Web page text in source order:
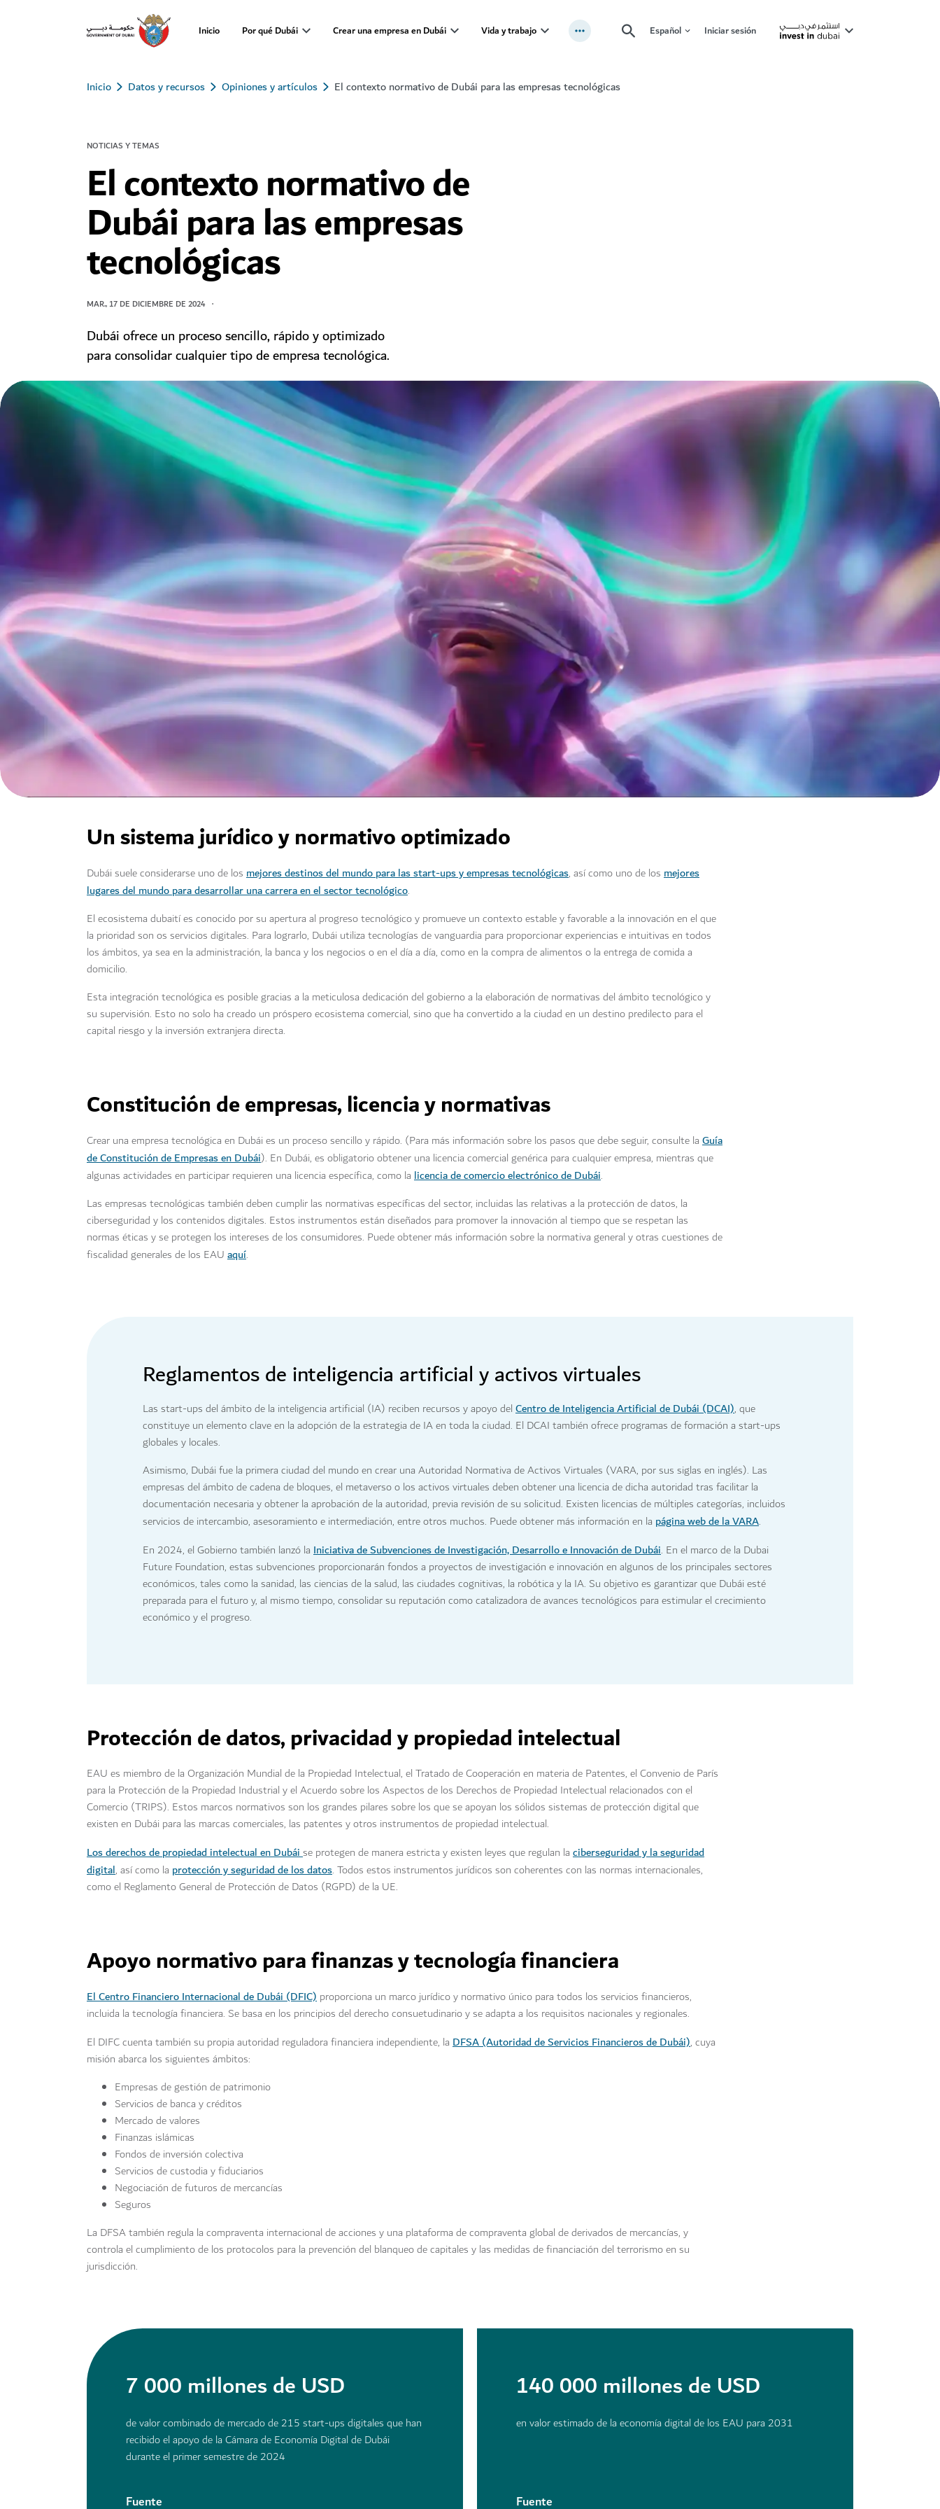
Inicio Por qué Dubái Crear una empresa en Dubái Vida y trabajo Español Iniciar sesión
Inicio Datos y recursos Opiniones y artículos El contexto normativo de Dubái para las empresas tecnológicas
NOTICIAS Y TEMAS
El contexto normativo de
Dubái para las empresas
tecnológicas
MAR., 17 DE DICIEMBRE DE 2024
Dubái ofrece un proceso sencillo, rápido y optimizado
para consolidar cualquier tipo de empresa tecnológica.
Un sistema jurídico y normativo optimizado
Dubái suele considerarse uno de los mejores destinos del mundo para las start-ups y empresas tecnológicas, así como uno de los mejores
lugares del mundo para desarrollar una carrera en el sector tecnológico.
El ecosistema dubaití es conocido por su apertura al progreso tecnológico y promueve un contexto estable y favorable a la innovación en el que
la prioridad son os servicios digitales. Para lograrlo, Dubái utiliza tecnologías de vanguardia para proporcionar experiencias e intuitivas en todos
los ámbitos, ya sea en la administración, la banca y los negocios o en el día a día, como en la compra de alimentos o la entrega de comida a
domicilio.
Esta integración tecnológica es posible gracias a la meticulosa dedicación del gobierno a la elaboración de normativas del ámbito tecnológico y
su supervisión. Esto no solo ha creado un próspero ecosistema comercial, sino que ha convertido a la ciudad en un destino predilecto para el
capital riesgo y la inversión extranjera directa.
Constitución de empresas, licencia y normativas
Crear una empresa tecnológica en Dubái es un proceso sencillo y rápido. (Para más información sobre los pasos que debe seguir, consulte la Guía
de Constitución de Empresas en Dubái). En Dubái, es obligatorio obtener una licencia comercial genérica para cualquier empresa, mientras que
algunas actividades en participar requieren una licencia específica, como la licencia de comercio electrónico de Dubái.
Las empresas tecnológicas también deben cumplir las normativas específicas del sector, incluidas las relativas a la protección de datos, la
ciberseguridad y los contenidos digitales. Estos instrumentos están diseñados para promover la innovación al tiempo que se respetan las
normas éticas y se protegen los intereses de los consumidores. Puede obtener más información sobre la normativa general y otras cuestiones de
fiscalidad generales de los EAU aquí.
Reglamentos de inteligencia artificial y activos virtuales
Las start-ups del ámbito de la inteligencia artificial (IA) reciben recursos y apoyo del Centro de Inteligencia Artificial de Dubái (DCAI), que
constituye un elemento clave en la adopción de la estrategia de IA en toda la ciudad. El DCAI también ofrece programas de formación a start-ups
globales y locales.
Asimismo, Dubái fue la primera ciudad del mundo en crear una Autoridad Normativa de Activos Virtuales (VARA, por sus siglas en inglés). Las
empresas del ámbito de cadena de bloques, el metaverso o los activos virtuales deben obtener una licencia de dicha autoridad tras facilitar la
documentación necesaria y obtener la aprobación de la autoridad, previa revisión de su solicitud. Existen licencias de múltiples categorías, incluidos
servicios de intercambio, asesoramiento e intermediación, entre otros muchos. Puede obtener más información en la página web de la VARA.
En 2024, el Gobierno también lanzó la Iniciativa de Subvenciones de Investigación, Desarrollo e Innovación de Dubái. En el marco de la Dubai
Future Foundation, estas subvenciones proporcionarán fondos a proyectos de investigación e innovación en algunos de los principales sectores
económicos, tales como la sanidad, las ciencias de la salud, las ciudades cognitivas, la robótica y la IA. Su objetivo es garantizar que Dubái esté
preparada para el futuro y, al mismo tiempo, consolidar su reputación como catalizadora de avances tecnológicos para estimular el crecimiento
económico y el progreso.
Protección de datos, privacidad y propiedad intelectual
EAU es miembro de la Organización Mundial de la Propiedad Intelectual, el Tratado de Cooperación en materia de Patentes, el Convenio de París
para la Protección de la Propiedad Industrial y el Acuerdo sobre los Aspectos de los Derechos de Propiedad Intelectual relacionados con el
Comercio (TRIPS). Estos marcos normativos son los grandes pilares sobre los que se apoyan los sólidos sistemas de protección digital que
existen en Dubái para las marcas comerciales, las patentes y otros instrumentos de propiedad intelectual.
Los derechos de propiedad intelectual en Dubáise protegen de manera estricta y existen leyes que regulan la ciberseguridad y la seguridad
digital, así como la protección y seguridad de los datos. Todos estos instrumentos jurídicos son coherentes con las normas internacionales,
como el Reglamento General de Protección de Datos (RGPD) de la UE.
Apoyo normativo para finanzas y tecnología financiera
El Centro Financiero Internacional de Dubái (DFIC) proporciona un marco jurídico y normativo único para todos los servicios financieros,
incluida la tecnología financiera. Se basa en los principios del derecho consuetudinario y se adapta a los requisitos nacionales y regionales.
El DIFC cuenta también su propia autoridad reguladora financiera independiente, la DFSA (Autoridad de Servicios Financieros de Dubái), cuya
misión abarca los siguientes ámbitos:
Empresas de gestión de patrimonio
Servicios de banca y créditos
Mercado de valores
Finanzas islámicas
Fondos de inversión colectiva
Servicios de custodia y fiduciarios
Negociación de futuros de mercancías
Seguros
La DFSA también regula la compraventa internacional de acciones y una plataforma de compraventa global de derivados de mercancías, y
controla el cumplimiento de los protocolos para la prevención del blanqueo de capitales y las medidas de financiación del terrorismo en su
jurisdicción.
7 000 millones de USD
de valor combinado de mercado de 215 start-ups digitales que han
recibido el apoyo de la Cámara de Economía Digital de Dubái
durante el primer semestre de 2024
Fuente
140 000 millones de USD
en valor estimado de la economía digital de los EAU para 2031
Fuente